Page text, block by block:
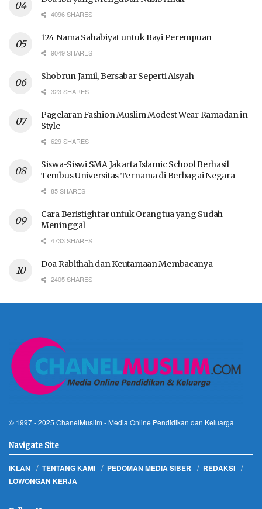
4096 SHARES
124 Nama Sahabiyat untuk Bayi Perempuan
9049 SHARES
Shobrun Jamil, Bersabar Seperti Aisyah
323 SHARES
Pagelaran Fashion Muslim Modest Wear Ramadan in
Style
629 SHARES
Siswa-Siswi SMA Jakarta Islamic School Berhasil
Tembus Universitas Ternama di Berbagai Negara
85 SHARES
Cara Beristighfar untuk Orangtua yang Sudah
Meninggal
4733 SHARES
Doa Rabithah dan Keutamaan Membacanya
2405 SHARES
© 1997 - 2025 ChanelMuslim - Media Online Pendidikan dan Keluarga
Navigate Site
IKLAN TENTANG KAMI PEDOMAN MEDIA SIBER
REDAKSI
LOWONGAN KERJA